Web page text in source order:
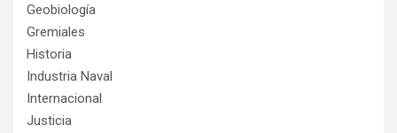
Geobiología
Gremiales
Historia
Industria Naval
Internacional
Justicia